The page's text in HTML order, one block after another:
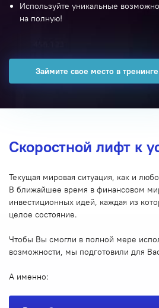
Используйте уникальные
на полную!
Займите свое место в тренинге
Скоростной лифт к
Текущая мировая ситуация, как и
В ближайшее время в финансовом
инвестиционных идей, каждая из
целое состояние.
Чтобы Вы смогли в полной мере
возможности, мы подготовили для
А именно: